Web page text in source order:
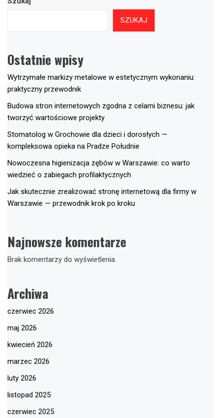
SZUKAJ
Ostatnie wpisy
Wytrzymałe markizy metalowe w estetycznym wykonaniu:
praktyczny przewodnik
Budowa stron internetowych zgodna z celami biznesu: jak
tworzyć wartościowe projekty
Stomatolog w Grochowie dla dzieci i dorosłych —
kompleksowa opieka na Pradze Południe
Nowoczesna higienizacja zębów w Warszawie: co warto
wiedzieć o zabiegach profilaktycznych
Jak skutecznie zrealizować stronę internetową dla firmy w
Warszawie — przewodnik krok po kroku
Najnowsze komentarze
Brak komentarzy do wyświetlenia.
Archiwa
czerwiec 2026
maj 2026
kwiecień 2026
marzec 2026
luty 2026
listopad 2025
czerwiec 2025